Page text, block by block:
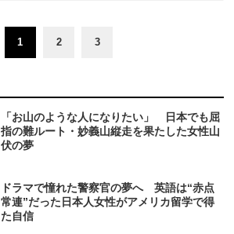
1 2 3
「お山のような人になりたい」 日本でも屈
指の難ルート・妙義山縦走を果たした女性山
伏の夢
ドラマで憧れた警察官の夢へ 英語は“赤点
常連”だった日本人女性がアメリカ留学で得
た自信